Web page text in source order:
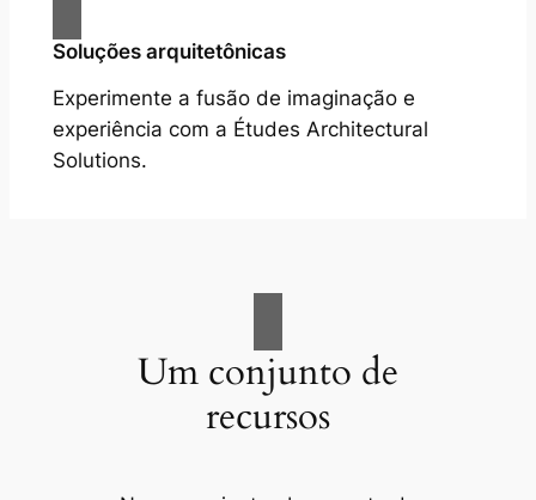
Soluções arquitetônicas
Experimente a fusão de imaginação e
experiência com a Études Architectural
Solutions.
Um conjunto de
recursos